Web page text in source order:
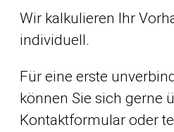
Wir kalkulieren Ihr
individuell.
Für eine erste
können Sie sich gerne
Kontaktformular oder